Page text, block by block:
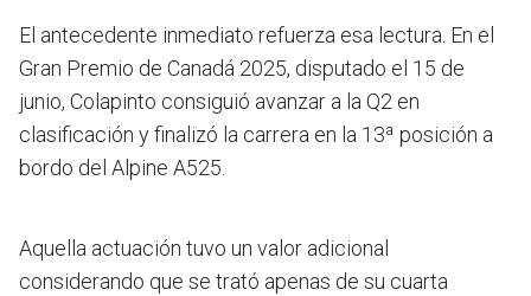
El antecedente inmediato refuerza esa lectura. En el
Gran Premio de Canadá 2025, disputado el 15 de
junio, Colapinto consiguió avanzar a la Q2 en
clasificación y finalizó la carrera en la 13ª posición a
bordo del Alpine A525.
Aquella actuación tuvo un valor adicional
considerando que se trató apenas de su cuarta